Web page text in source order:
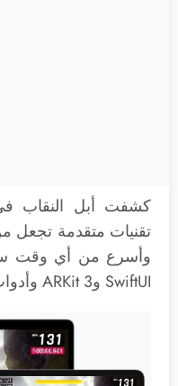
كشفت أبل النقاب
تقنيات متقدمة تجعل
وأسرع من أي وقت
SwiftUI وARKit 3 وأدوات XCode الجديدة. فما الجديد؟